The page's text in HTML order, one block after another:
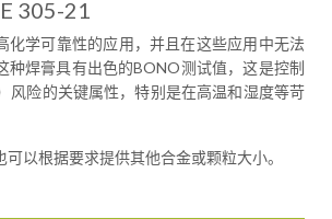
305-21
化学可靠性的应用，并且在这些应用中无法
种焊膏具有出色的BONO测试值，这是控制
风险的关键属性，特别是在高温和湿度等苛
以根据要求提供其他合金或颗粒大小。